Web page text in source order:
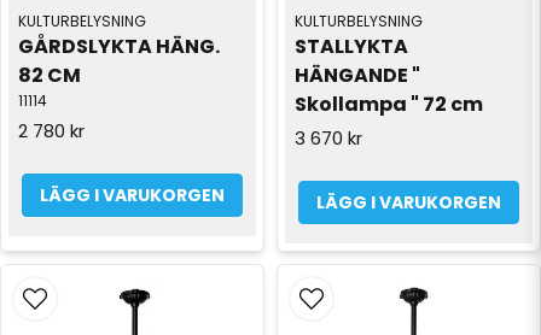
KULTURBELYSNING
GÅRDSLYKTA HÄNG.
82 CM
11114
2 780 kr
LÄGG I VARUKORGEN
KULTURBELYSNING
STALLYKTA
HÄNGANDE "
Skollampa " 72 cm
3 670 kr
LÄGG I VARUKORGEN